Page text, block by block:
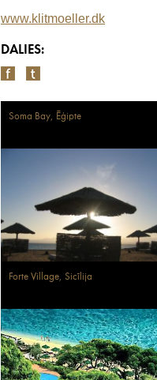
www.klitmoeller.dk
DALIES:
Soma Bay, Ēģipte
Forte Village, Sicīlija